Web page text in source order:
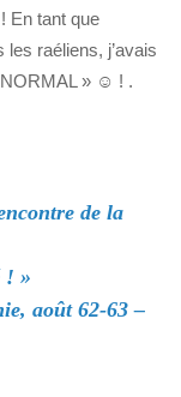
En tant que
raéliens, j’avais
» ☺ ! .
de la
! »
août 62-63 –